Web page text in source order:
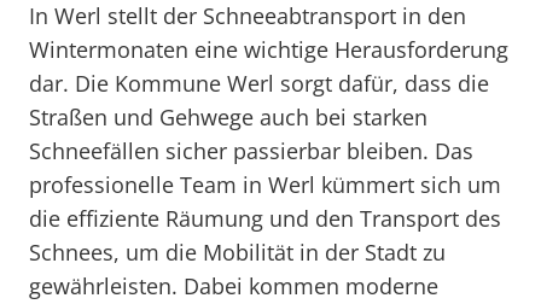
In Werl stellt der Schneeabtransport in den
Wintermonaten eine wichtige Herausforderung
dar. Die Kommune Werl sorgt dafür, dass die
Straßen und Gehwege auch bei starken
Schneefällen sicher passierbar bleiben. Das
professionelle Team in Werl kümmert sich um
die effiziente Räumung und den Transport des
Schnees, um die Mobilität in der Stadt zu
gewährleisten. Dabei kommen moderne